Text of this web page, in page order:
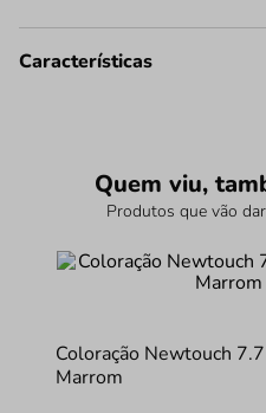
Características
Quem viu,
Produtos que vão
Coloração Newtouch
Marrom